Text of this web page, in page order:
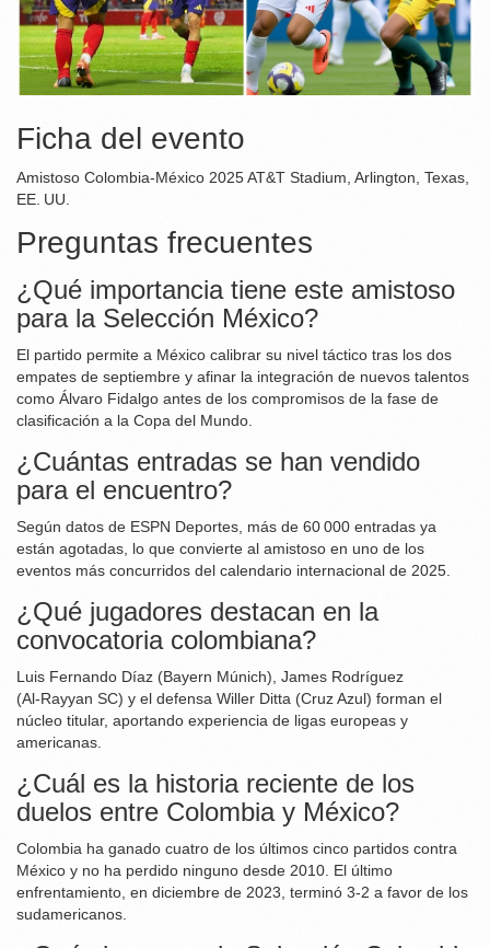
Ficha del evento
Amistoso Colombia‑México 2025AT&T Stadium, Arlington, Texas,
EE. UU.
Preguntas frecuentes
¿Qué importancia tiene este amistoso
para la Selección México?
El partido permite a México calibrar su nivel táctico tras los dos
empates de septiembre y afinar la integración de nuevos talentos
como Álvaro Fidalgo antes de los compromisos de la fase de
clasificación a la Copa del Mundo.
¿Cuántas entradas se han vendido
para el encuentro?
Según datos de ESPN Deportes, más de 60 000 entradas ya
están agotadas, lo que convierte al amistoso en uno de los
eventos más concurridos del calendario internacional de 2025.
¿Qué jugadores destacan en la
convocatoria colombiana?
Luis Fernando Díaz (Bayern Múnich), James Rodríguez
(Al‑Rayyan SC) y el defensa Willer Ditta (Cruz Azul) forman el
núcleo titular, aportando experiencia de ligas europeas y
americanas.
¿Cuál es la historia reciente de los
duelos entre Colombia y México?
Colombia ha ganado cuatro de los últimos cinco partidos contra
México y no ha perdido ninguno desde 2010. El último
enfrentamiento, en diciembre de 2023, terminó 3‑2 a favor de los
sudamericanos.